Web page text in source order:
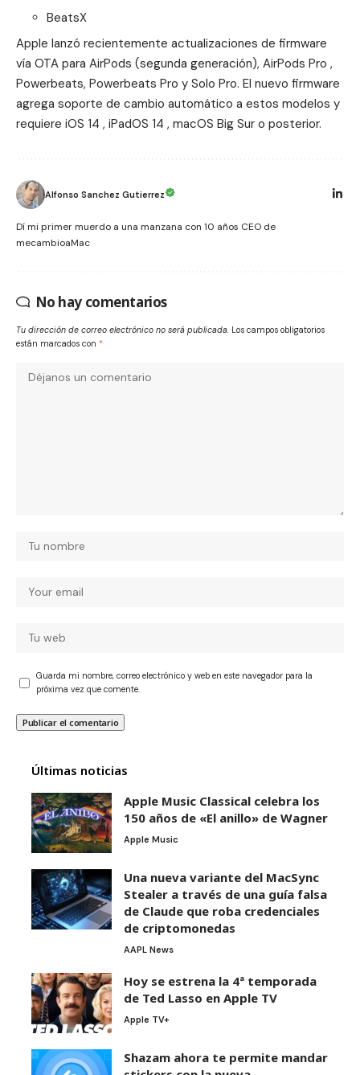
BeatsX
Apple lanzó recientemente actualizaciones de firmware
vía OTA para AirPods (segunda generación), AirPods Pro ,
Powerbeats, ‌Powerbeats Pro‌ y Solo Pro. El nuevo firmware
agrega soporte de cambio automático a estos modelos y
requiere iOS 14 , iPadOS 14 , macOS Big Sur o posterior.
Alfonso Sanchez Gutierrez
Dí mi primer muerdo a una manzana con 10 años CEO de
mecambioaMac
No hay comentarios
Tu dirección de correo electrónico no será publicada. Los campos obligatorios
están marcados con *
Guarda mi nombre, correo electrónico y web en este navegador para la
próxima vez que comente.
Últimas noticias
Apple Music Classical celebra los
150 años de «El anillo» de Wagner
Apple Music
Una nueva variante del MacSync
Stealer a través de una guía falsa
de Claude que roba credenciales
de criptomonedas
AAPL News
Hoy se estrena la 4ª temporada
de Ted Lasso en Apple TV
Apple TV+
Shazam ahora te permite mandar